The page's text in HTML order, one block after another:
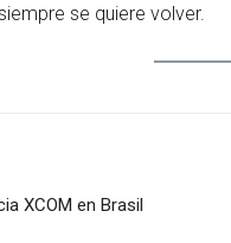
se quiere volver.
XCOM en Brasil